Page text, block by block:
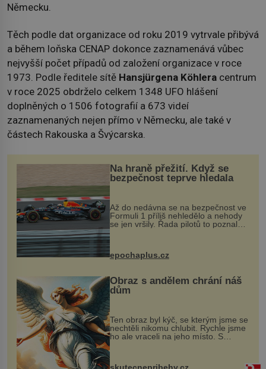
Německu.
Těch podle dat organizace od roku 2019 vytrvale přibývá
a během loňska CENAP dokonce zaznamenává vůbec
nejvyšší počet případů od založení organizace v roce
1973. Podle ředitele sítě Hansjürgena Köhlera centrum
v roce 2025 obdrželo celkem 1348 UFO hlášení
doplněných o 1506 fotografií a 673 videí
zaznamenaných nejen přímo v Německu, ale také v
částech Rakouska a Švýcarska.
Na hraně přežití. Když se
bezpečnost teprve hledala
Až do nedávna se na bezpečnost ve
Formuli 1 příliš nehledělo a nehody
se jen vršily. Řada pilotů to poznala
na vlastní kůži, často s trvalými
následky nebo bohužel i ztrátou
života. Dnes nepochopiteln...
epochaplus.cz
Obraz s andělem chrání náš
dům
Ten obraz byl kýč, se kterým jsme se
nechtěli nikomu chlubit. Rychle jsme
ho ale vraceli na jeho místo. S
manželem Vaškem jsme si pořídili
chaloupku, takový domek na severu
Čech, kde jsme si naplánova...